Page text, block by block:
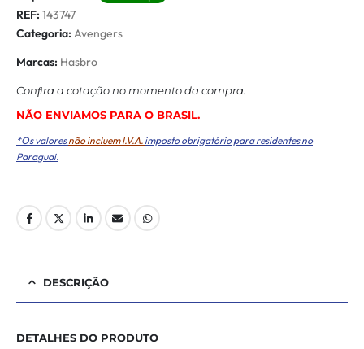
REF: 143747
Categoria: Avengers
Marcas: Hasbro
Conﬁra a cotação no momento da compra.
NÃO ENVIAMOS PARA O BRASIL.
*Os valoresnão incluem I.V.A. imposto obrigatório para residentes no
Paraguai.
DESCRIÇÃO
DETALHES DO PRODUTO